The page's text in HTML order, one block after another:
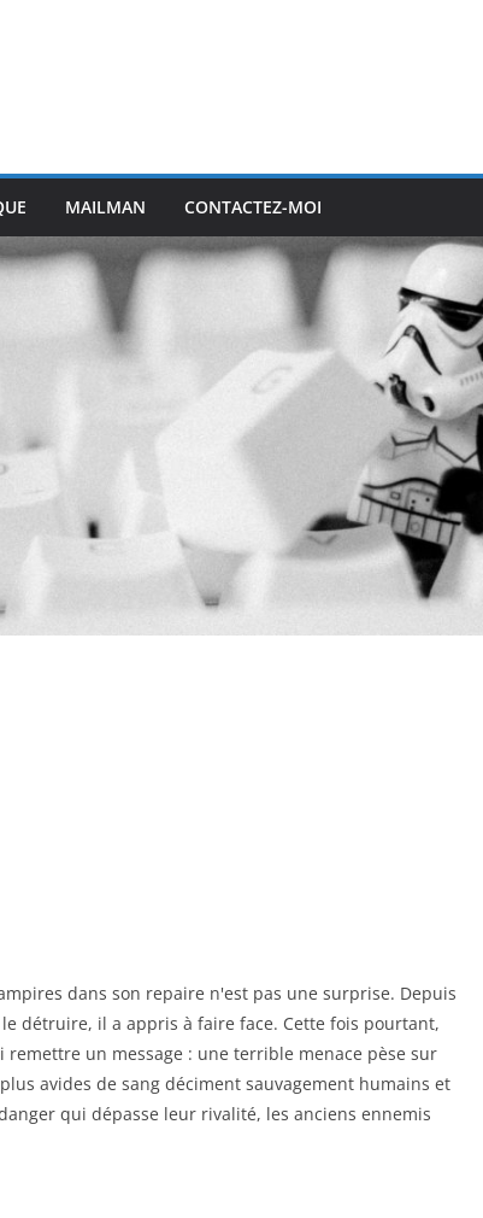
MAILMAN CONTACTEZ-MOI
dans son repaire n'est pas une surprise. Depuis
détruire, il a appris à faire face. Cette fois pourtant,
remettre un message : une terrible menace pèse sur
avides de sang déciment sauvagement humains et
qui dépasse leur rivalité, les anciens ennemis